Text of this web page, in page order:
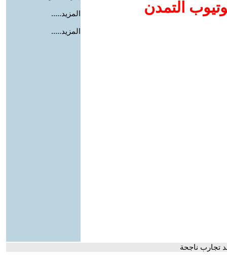
التمدن المزيد.....
المزيد.....
تجارب ناجحة